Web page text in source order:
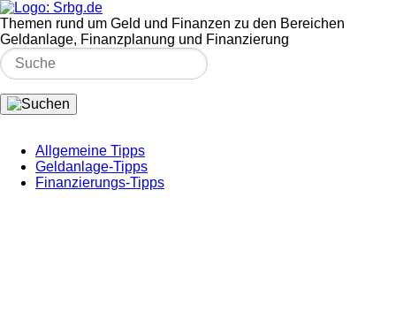
Themen rund um Geld und Finanzen zu den Bereichen
Geldanlage, Finanzplanung und Finanzierung
Allgemeine Tipps
Geldanlage-Tipps
Finanzierungs-Tipps